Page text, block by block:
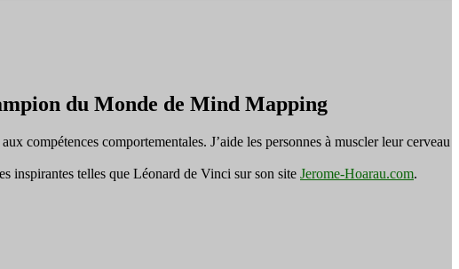
du Monde de Mind Mapping
compétences comportementales. J’aide les personnes à muscler leur cerveau
inspirantes telles que Léonard de Vinci sur son site Jerome-Hoarau.com.